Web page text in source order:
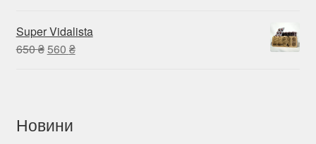
300 ₴.250 ₴.
Super Vidalista
650₴Оригінальна
560 ₴Поточна
Новини